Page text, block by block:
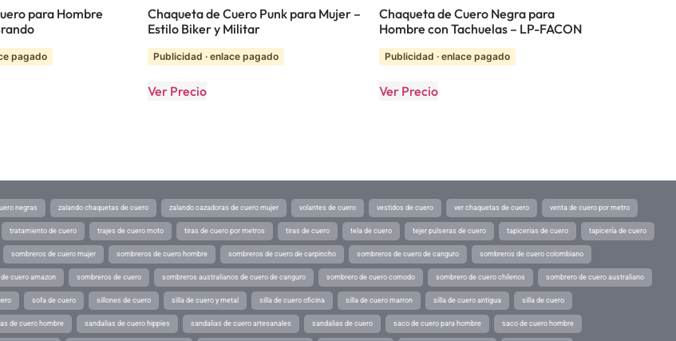
para Hombre
pagado
Chaqueta de Cuero Punk para Mujer –
Estilo Biker y Militar
Publicidad · enlace pagado
Ver Precio
Chaqueta de Cuero Negra para
Hombre con Tachuelas – LP-FACON
Publicidad · enlace pagado
Ver Precio
negras zalando chaquetas de cuero zalando cazadoras de cuero mujer volantes de cuero vestidos de cuero ver chaquetas de cuero venta de cuero por metro
tratamiento de cuero trajes de cuero moto tiras de cuero por metros tiras de cuero tela de cuero tejer pulseras de cuero tapicerias de cuero tapicería de cuero
sombreros de cuero mujer sombreros de cuero hombre sombreros de cuero de carpincho sombreros de cuero de canguro sombreros de cuero colombiano
cuero amazon sombreros de cuero sombreros australianos de cuero de canguro sombrero de cuero comodo sombrero de cuero chilenos sombrero de cuero australiano
sofa de cuero sillones de cuero silla de cuero y metal silla de cuero oficina silla de cuero marron silla de cuero antigua silla de cuero
de cuero hombre sandalias de cuero hippies sandalias de cuero artesanales sandalias de cuero saco de cuero para hombre saco de cuero hombre